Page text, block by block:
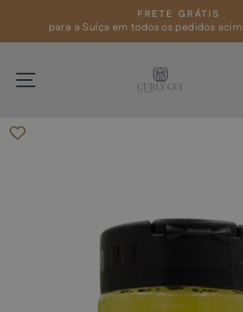
o
slideshow
pausa
FRETE GRÁTIS
para a Suíça em todos os pedidos